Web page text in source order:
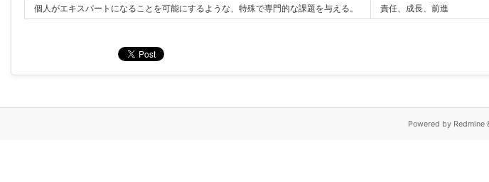
個人がエキスパートになることを可能にするような、特殊で専門的な課題を与える。
責任、成長、前進
Powered by Redmine